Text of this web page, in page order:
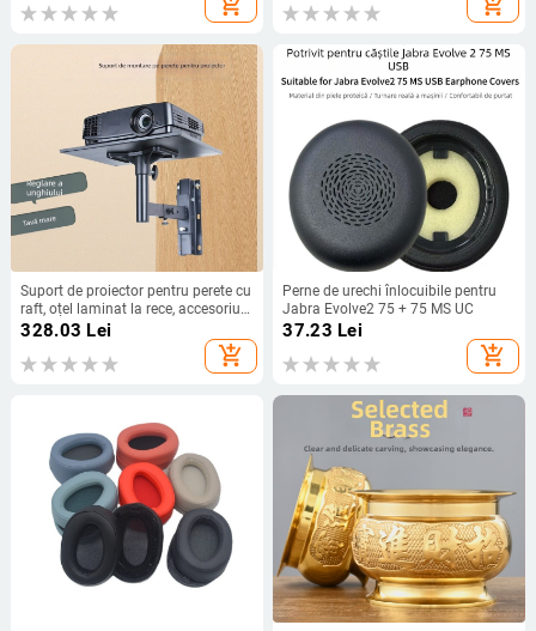
Suport de proiector pentru perete cu
raft, oțel laminat la rece, accesoriu
pentru polița TV
328.03 Lei
add_shopping_cart
Perne de urechi înlocuibile pentru
Jabra Evolve2 75 + 75 MS UC
37.23 Lei
add_shopping_cart